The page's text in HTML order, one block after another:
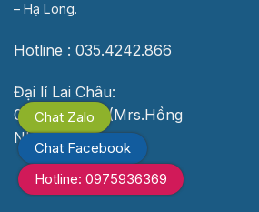
– Hạ Long.
Hotline : 035.4242.866
Đại lí Lai Châu:
0976.118.683 (Mrs.Hồng
Nhung)
Chat Zalo
Chat Facebook
Hotline: 0975936369